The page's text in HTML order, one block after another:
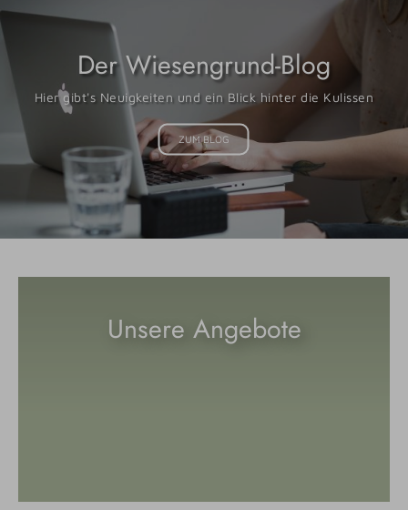
Der Wiesengrund-Blog
Hier gibt's Neuigkeiten und ein Blick hinter die Kulissen
ZUM BLOG
Unsere Angebote